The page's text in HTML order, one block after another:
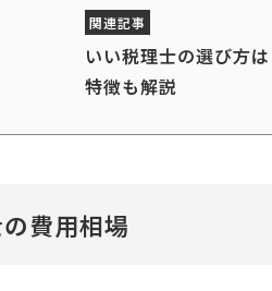
いい税理士の選び方
特徴も解説
費用相場